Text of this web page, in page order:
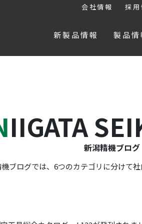
会社情報 採用
新製品情報 製品情
NIIGATA
新潟精機ブログ
ブログでは、6つのカテゴリに分けて社